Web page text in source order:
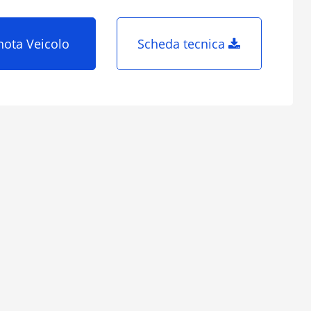
Veicolo Scheda tecnica